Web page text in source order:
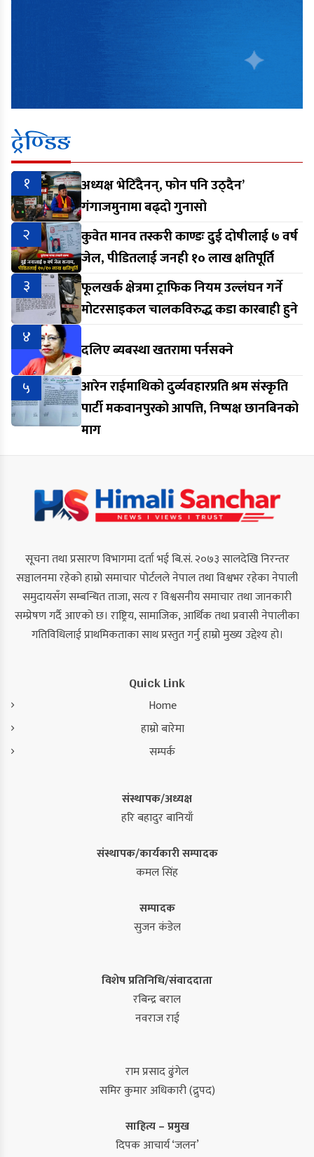
ट्रेण्डिङ
१
अध्यक्ष भेटिँदैनन्, फोन पनि उठ्दैन’
गंगाजमुनामा बढ्दो गुनासो
२
कुवेत मानव तस्करी काण्डः दुई दोषीलाई ७ वर्ष
जेल, पीडितलाई जनही १० लाख क्षतिपूर्ति
३
फूलखर्क क्षेत्रमा ट्राफिक नियम उल्लंघन गर्ने
मोटरसाइकल चालकविरुद्ध कडा कारबाही हुने
४
दलिए ब्यबस्था खतरामा पर्नसक्ने
५
आरेन राईमाथिको दुर्व्यवहारप्रति श्रम संस्कृति
पार्टी मकवानपुरको आपत्ति, निष्पक्ष छानबिनको
माग
सूचना तथा प्रसारण विभागमा दर्ता भई बि.सं. २०७३ सालदेखि निरन्तर
सञ्चालनमा रहेको हाम्रो समाचार पोर्टलले नेपाल तथा विश्वभर रहेका नेपाली
समुदायसँग सम्बन्धित ताजा, सत्य र विश्वसनीय समाचार तथा जानकारी
सम्प्रेषण गर्दै आएको छ। राष्ट्रिय, सामाजिक, आर्थिक तथा प्रवासी नेपालीका
गतिविधिलाई प्राथमिकताका साथ प्रस्तुत गर्नु हाम्रो मुख्य उद्देश्य हो।
Quick Link
Home
हाम्रो बारेमा
सम्पर्क
संस्थापक/अध्यक्ष
हरि बहादुर बानियाँ
संस्थापक/कार्यकारी सम्पादक
कमल सिंह
सम्पादक
सुजन कंडेल
विशेष प्रतिनिधि/संवाददाता
रबिन्द्र बराल
नवराज राई
राम प्रसाद ढुंगेल
समिर कुमार अधिकारी (द्रुपद)
साहित्य – प्रमुख
दिपक आचार्य ‘जलन’